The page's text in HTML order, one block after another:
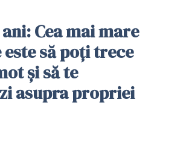
ani: Cea mai mare
să poți trece
și să te
asupra propriei